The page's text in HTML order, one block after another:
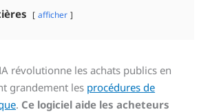
afficher
révolutionne les achats publics en
grandement les procédures de
. Ce logiciel aide les acheteurs